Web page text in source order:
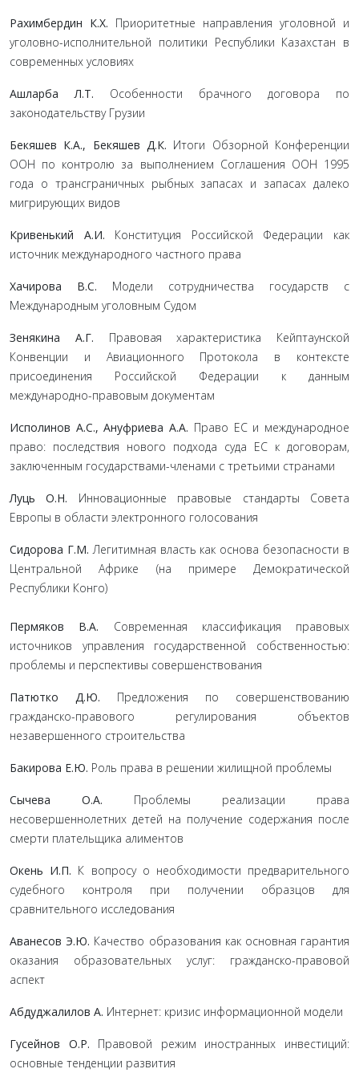
Рахимбердин К.Х. Приоритетные направления уголовной и
уголовно-исполнительной политики Республики Казахстан в
современных условиях
Ашларба Л.Т. Особенности брачного договора по
законодательству Грузии
Бекяшев К.А., Бекяшев Д.К. Итоги Обзорной Конференции
ООН по контролю за выполнением Соглашения ООН 1995
года о трансграничных рыбных запасах и запасах далеко
мигрирующих видов
Кривенький А.И. Конституция Российской Федерации как
источник международного частного права
Хачирова В.С. Модели сотрудничества государств с
Международным уголовным Судом
Зенякина А.Г. Правовая характеристика Кейптаунской
Конвенции и Авиационного Протокола в контексте
присоединения Российской Федерации к данным
международно-правовым документам
Исполинов А.С., Ануфриева А.А. Право ЕС и международное
право: последствия нового подхода суда ЕС к договорам,
заключенным государствами-членами с третьими странами
Луць О.Н. Инновационные правовые стандарты Совета
Европы в области электронного голосования
Сидорова Г.М.Легитимная власть как основа безопасности в
Центральной Африке (на примере Демократической
Республики Конго)
Пермяков В.А. Современная классификация правовых
источников управления государственной собственностью:
проблемы и перспективы совершенствования
Патютко Д.Ю. Предложения по совершенствованию
гражданско-правового регулирования объектов
незавершенного строительства
Бакирова Е.Ю. Роль права в решении жилищной проблемы
Сычева О.А. Проблемы реализации права
несовершеннолетних детей на получение содержания после
смерти плательщика алиментов
Окень И.П. К вопросу о необходимости предварительного
судебного контроля при получении образцов для
сравнительного исследования
Аванесов Э.Ю. Качество образования как основная гарантия
оказания образовательных услуг: гражданско-правовой
аспект
Абдуджалилов А. Интернет: кризис информационной модели
Гусейнов О.Р. Правовой режим иностранных инвестиций:
основные тенденции развития